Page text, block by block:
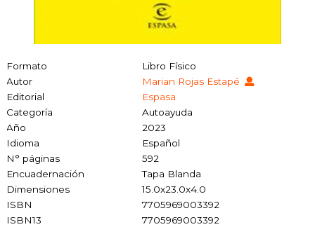
Formato
Libro Físico
Autor
Marian Rojas Estapé
Editorial
Espasa
Categoría
Autoayuda
Año
2023
Idioma
Español
N° páginas
592
Encuadernación
Tapa Blanda
Dimensiones
15.0x23.0x4.0
ISBN
7705969003392
ISBN13
7705969003392